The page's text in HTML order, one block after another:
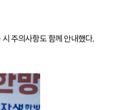
주의사항도 함께 안내했다.